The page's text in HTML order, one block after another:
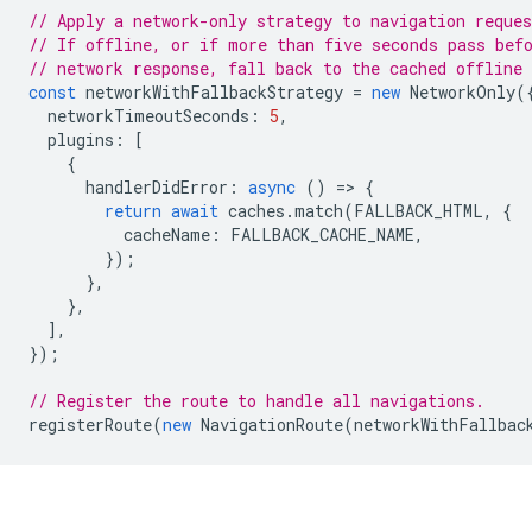
// Apply a network-only strategy to navigation
// If offline, or if more than five seconds pass
// network response, fall back to the cached offline
const networkWithFallbackStrategy = new NetworkOnly
networkTimeoutSeconds : 5,
plugins :
[
{
handlerDidError : async () => {
return await caches .match(FALLBACK_HTML,
{
cacheName : FALLBACK_CACHE_NAME,
});
},
},
],
});
// Register the route to handle all navigations.
registerRoute(new NavigationRoute(